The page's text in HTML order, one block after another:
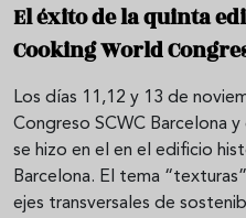
El éxito de la quinta
Cooking World
Los días 11,12 y 13 de
Congreso SCWC Barcelona
se hizo en el en el edificio
Barcelona. El tema
ejes transversales de